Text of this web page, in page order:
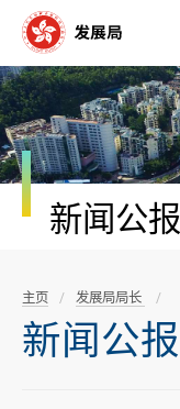
容
开
始
新闻公报
主页 发展局局长
新闻公报